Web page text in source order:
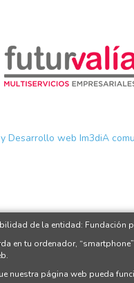
Desarrollo web Im3diA
de la entidad: Fundación
en tu ordenador,
nuestra página web pueda